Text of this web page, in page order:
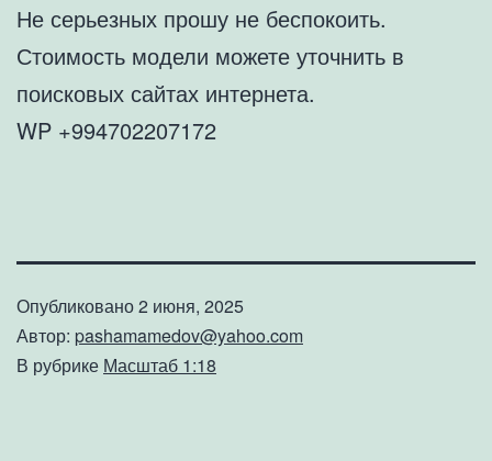
Не серьезных прошу не беспокоить.
Стоимость модели можете уточнить в
поисковых сайтах интернета.
WP +994702207172
Опубликовано2 июня, 2025
Автор: pashamamedov@yahoo.com
В рубрике Масштаб 1:18